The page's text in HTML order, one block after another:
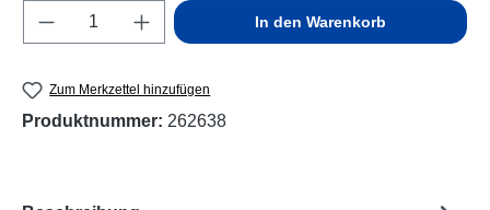
Produkt Anzahl: Gib den gewünschten
In den Warenkorb
Zum Merkzettel hinzufügen
Produktnummer: 262638